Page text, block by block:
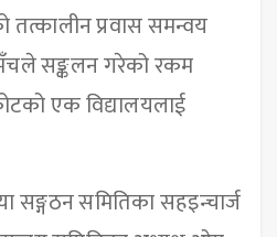
तत्कालीन प्रवास समन्वय
सङ्कलन गरेको रकम
एक विद्यालयलाई
सङ्गठन समितिका सहइन्चार्ज